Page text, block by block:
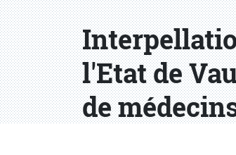
l'Etat de
de